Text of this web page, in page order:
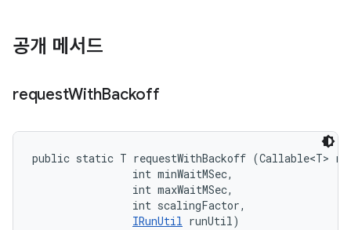
공개 메서드
requestWithBackoff
public static T requestWithBackoff (Callable<T>
                int minWaitMSec,
                int maxWaitMSec,
                int scalingFactor,
IRunUtil runUtil)